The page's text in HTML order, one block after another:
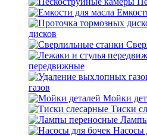
дисков
передвижные
газов
Мойки
Тиски
Насосы